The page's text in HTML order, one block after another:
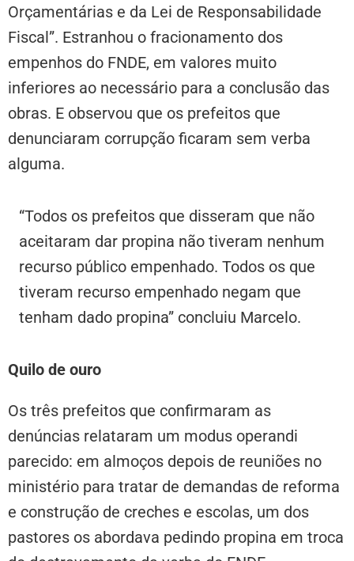
Orçamentárias e da Lei de Responsabilidade
Fiscal”. Estranhou o fracionamento dos
empenhos do FNDE, em valores muito
inferiores ao necessário para a conclusão das
obras. E observou que os prefeitos que
denunciaram corrupção ficaram sem verba
alguma.
“Todos os prefeitos que disseram que não
aceitaram dar propina não tiveram nenhum
recurso público empenhado. Todos os que
tiveram recurso empenhado negam que
tenham dado propina” concluiu Marcelo.
Quilo de ouro
Os três prefeitos que confirmaram as
denúncias relataram um modus operandi
parecido: em almoços depois de reuniões no
ministério para tratar de demandas de reforma
e construção de creches e escolas, um dos
pastores os abordava pedindo propina em troca